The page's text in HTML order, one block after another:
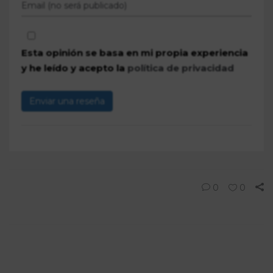
Esta opinión se basa en mi propia experiencia
y he leído y acepto la política de privacidad
Enviar una reseña
0 0